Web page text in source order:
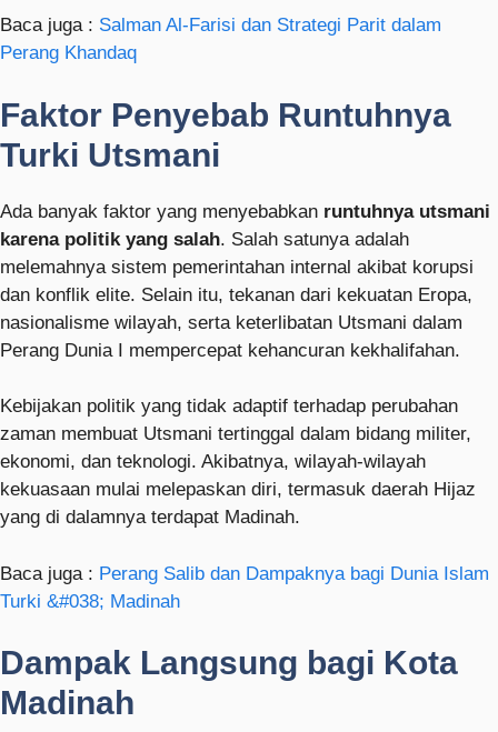
Baca juga : Salman Al-Farisi dan Strategi Parit dalam
Perang Khandaq
Faktor Penyebab Runtuhnya
Turki Utsmani
Ada banyak faktor yang menyebabkan runtuhnya utsmani
karena politik yang salah. Salah satunya adalah
melemahnya sistem pemerintahan internal akibat korupsi
dan konflik elite. Selain itu, tekanan dari kekuatan Eropa,
nasionalisme wilayah, serta keterlibatan Utsmani dalam
Perang Dunia I mempercepat kehancuran kekhalifahan.
Kebijakan politik yang tidak adaptif terhadap perubahan
zaman membuat Utsmani tertinggal dalam bidang militer,
ekonomi, dan teknologi. Akibatnya, wilayah-wilayah
kekuasaan mulai melepaskan diri, termasuk daerah Hijaz
yang di dalamnya terdapat Madinah.
Baca juga : Perang Salib dan Dampaknya bagi Dunia Islam
Turki &#038; Madinah
Dampak Langsung bagi Kota
Madinah